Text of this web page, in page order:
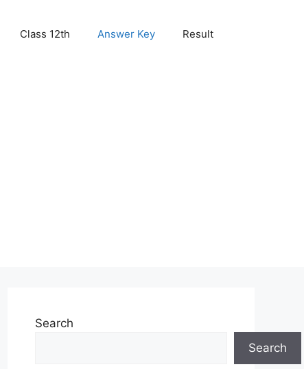
Class 12th Answer Key Result
Search
Search